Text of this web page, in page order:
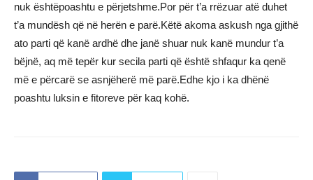
nuk ështëpoashtu e përjetshme.Por për t’a rrëzuar atë duhet
t’a mundësh që në herën e parë.Këtë akoma askush nga gjithë
ato parti që kanë ardhë dhe janë shuar nuk kanë mundur t’a
bëjnë, aq më tepër kur secila parti që është shfaqur ka qenë
më e përcarë se asnjëherë më parë.Edhe kjo i ka dhënë
poashtu luksin e fitoreve për kaq kohë.